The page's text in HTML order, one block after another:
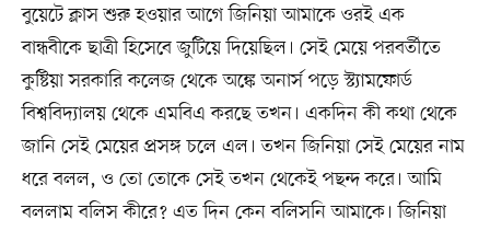
বুয়েটে ক্লাস শুরু হওয়ার আগে জিনিয়া আমাকে ওরই এক
বান্ধবীকে ছাত্রী হিসেবে জুটিয়ে দিয়েছিল। সেই মেয়ে পরবর্তীতে
কুষ্টিয়া সরকারি কলেজ থেকে অঙ্কে অনার্স পড়ে স্ট্যামফোর্ড
বিশ্ববিদ্যালয় থেকে এমবিএ করছে তখন। একদিন কী কথা থেকে
জানি সেই মেয়ের প্রসঙ্গ চলে এল। তখন জিনিয়া সেই মেয়ের নাম
ধরে বলল, ও তো তোকে সেই তখন থেকেই পছন্দ করে। আমি
বললাম বলিস কীরে? এত দিন কেন বলিসনি আমাকে। জিনিয়া